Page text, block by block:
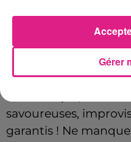
nouveau spectacle
exceptionnelle à
humour inimitable
capturer le
authentique, drôle et
savoureuses,
garantis ! Ne
Gérer